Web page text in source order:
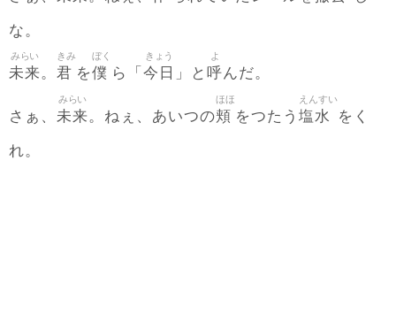
な。
未来
みらい
。 君
きみ
を僕
ぼく
ら「 今日
きょう
」と 呼
よ
んだ。
さぁ、 未来
みらい
。ねぇ、あいつの頬
ほほ
をつたう 塩水
えんすい
をく
れ。